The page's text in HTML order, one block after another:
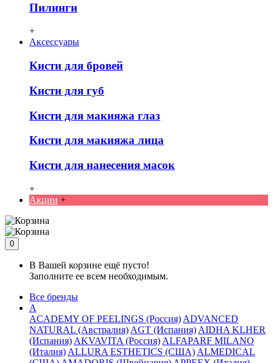
Пилинги
+
Аксессуары
Кисти для бровей
Кисти для губ
Кисти для макияжа глаз
Кисти для макияжа лица
Кисти для нанесения масок
+
Акции +
0
В Вашей корзине ещё пусто!
Заполните ее всем необходимым.
Все бренды
A
ACADEMY OF PEELINGS (Россия) ADVANCED
NATURAL (Австралия) AGT (Испания) AIDHA KLHER
(Испания) AKVAVITA (Россия) ALFAPARF MILANO
(Италия) ALLURA ESTHETICS (США) ALMEDICAL